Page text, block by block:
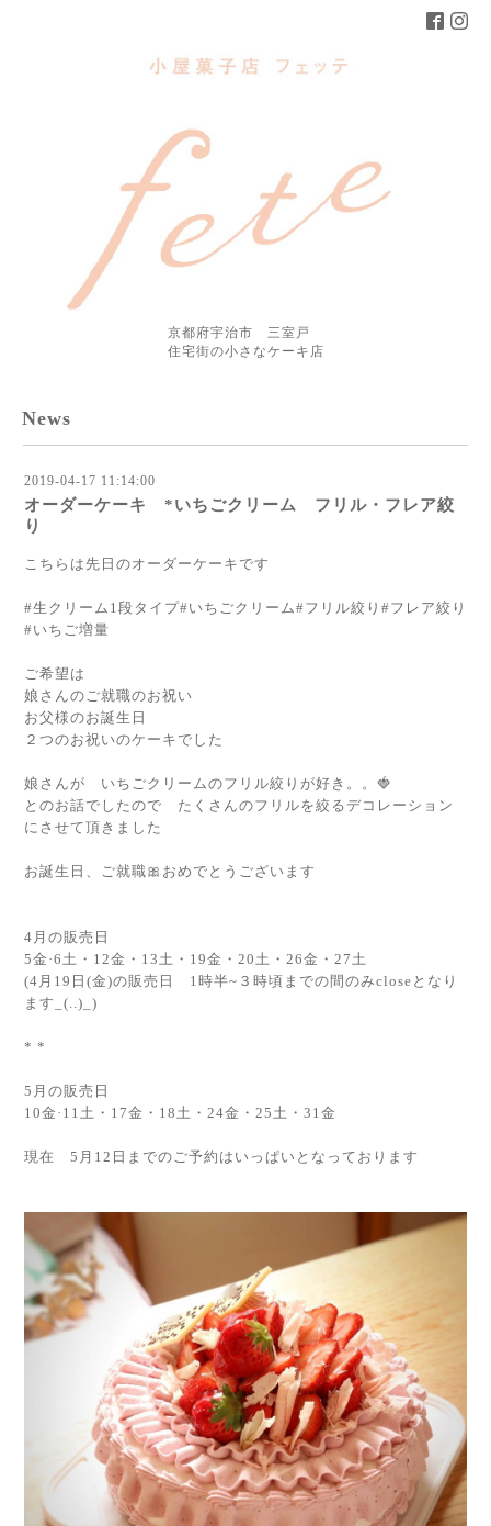
京都府宇治市 三室戸
住宅街の小さなケーキ店
News
2019-04-17 11:14:00
オーダーケーキ *いちごクリーム フリル・フレア絞
り
こちらは先日のオーダーケーキです
#生クリーム1段タイプ#いちごクリーム#フリル絞り#フレア絞り
#いちご増量
ご希望は
娘さんのご就職のお祝い
お父様のお誕生日
２つのお祝いのケーキでした
娘さんが いちごクリームのフリル絞りが好き。。🍓
とのお話でしたので たくさんのフリルを絞るデコレーション
にさせて頂きました
お誕生日、ご就職🎀おめでとうございます
4月の販売日
5金·6土・12金・13土・19金・20土・26金・27土
(4月19日(金)の販売日 1時半~３時頃までの間のみcloseとなり
ます_(..)_)
* *
5月の販売日
10金·11土・17金・18土・24金・25土・31金
現在 5月12日までのご予約はいっぱいとなっております